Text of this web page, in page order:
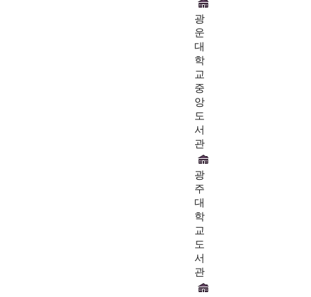
광
운
대
학
교
중
앙
도
서
관
광
주
대
학
교
도
서
관